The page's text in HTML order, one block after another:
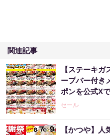
関連記事
【ステーキ
ープバー付き
ポンを公式X
セール
【かつや】